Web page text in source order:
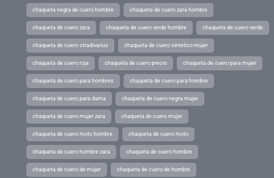
chaqueta negra de cuero hombre chaqueta de cuero zara hombre
chaqueta de cuero zara chaqueta de cuero verde hombre chaqueta de cuero verde
chaqueta de cuero stradivarius chaqueta de cuero sintetico mujer
chaqueta de cuero roja chaqueta de cuero precio chaqueta de cuero para mujer
chaqueta de cuero para hombres chaqueta de cuero para hombre
chaqueta de cuero para dama chaqueta de cuero negra mujer
chaqueta de cuero mujer zara chaqueta de cuero mujer
chaqueta de cuero moto hombre chaqueta de cuero moto
chaqueta de cuero hombre zara chaqueta de cuero hombre
chaqueta de cuero de mujer chaqueta de cuero de hombre